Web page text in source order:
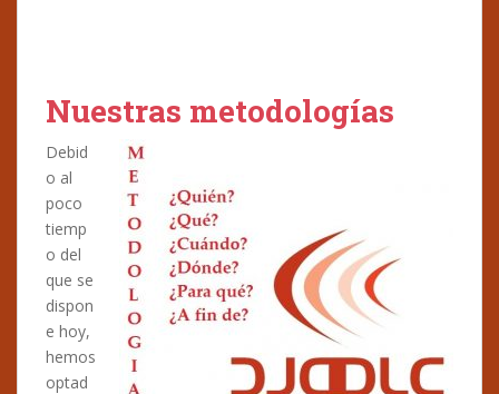
Nuestras metodologías
Debid
o al
poco
tiemp
o del
que se
dispon
e hoy,
hemos
optad